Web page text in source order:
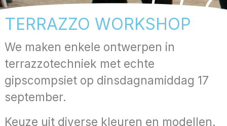
TERRAZZO WORKSHOP
We maken enkele ontwerpen in
terrazzotechniek met echte
gipscompsiet op dinsdagnamiddag 17
september.
Keuze uit diverse kleuren en modellen.